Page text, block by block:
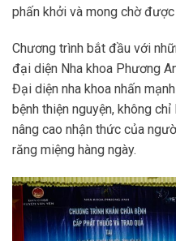
phấn khởi và mong chờ
Chương trình bắt đầu với
đại diện Nha khoa Phương
Đại diện nha khoa nhấn
bệnh thiện nguyện, không
nâng cao nhận thức của
răng miệng hàng ngày.